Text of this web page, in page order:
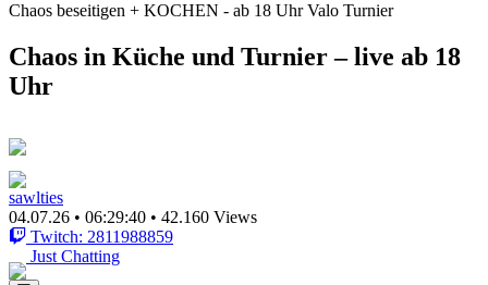
Chaos beseitigen + KOCHEN - ab 18 Uhr Valo Turnier
Chaos in Küche und Turnier – live ab 18
Uhr
sawlties
04.07.26 • 06:29:40 • 42.160 Views
Twitch: 2811988859
Just Chatting